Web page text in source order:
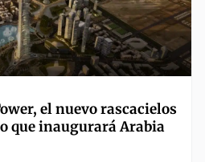
el nuevo rascacielos
que inaugurará Arabia